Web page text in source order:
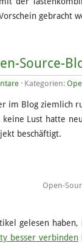
gebracht
Source-
· Kategorien:
im Blog ziemlich
keine Lust hatte
beschäftigt.
Open-
gelesen
besser verbinden